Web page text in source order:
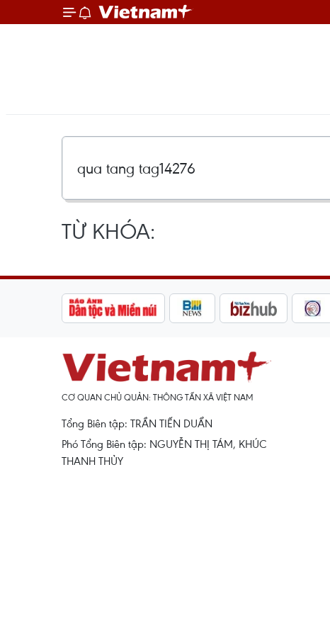
TỪ KHÓA:
CƠ QUAN CHỦ QUẢN: THÔNG TẤN XÃ VIỆT NAM
Tổng Biên tập: TRẦN TIẾN DUẨN
Phó Tổng Biên tập: NGUYỄN THỊ TÁM, KHÚC
THANH THỦY